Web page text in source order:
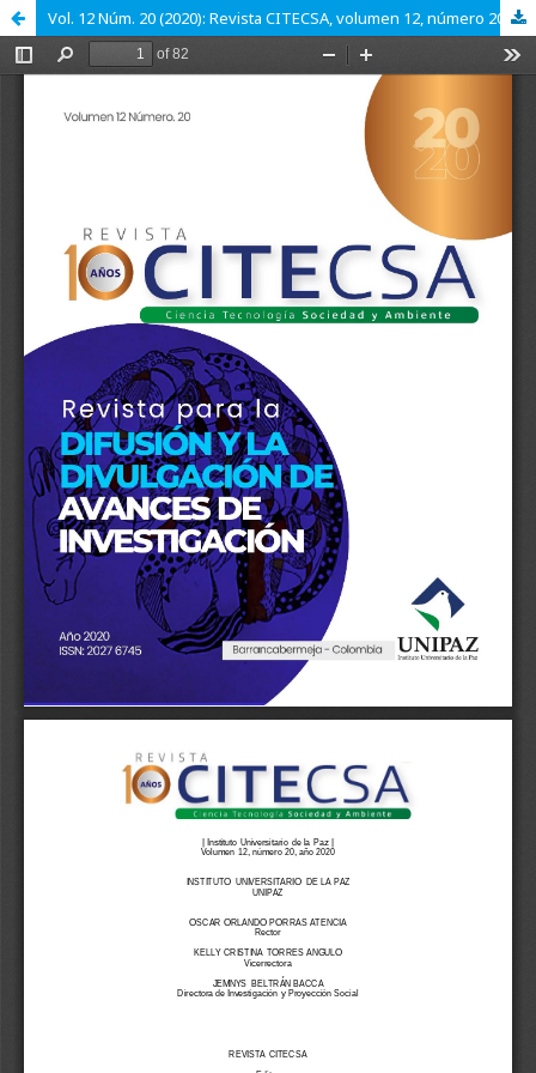
Vol. 12 Núm. 20 (2020): Revista CITECSA, volumen 12, número 20, año 2020